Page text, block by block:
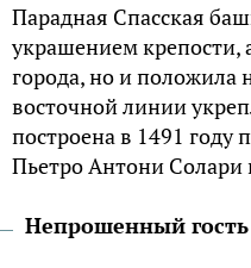
Парадная Спасская
украшением крепости,
города, но и положила
восточной линии
построена в 1491 году
Пьетро Антони Солари
Непрошенный